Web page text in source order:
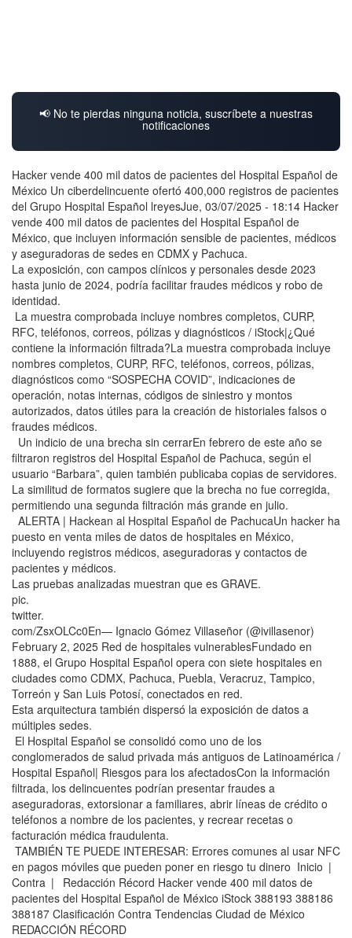
📢 No te pierdas ninguna noticia, suscríbete a nuestras
notificaciones
Hacker vende 400 mil datos de pacientes del Hospital Español de
México Un ciberdelincuente ofertó 400,000 registros de pacientes
del Grupo Hospital Español lreyesJue, 03/07/2025 - 18:14 Hacker
vende 400 mil datos de pacientes del Hospital Español de
México, que incluyen información sensible de pacientes, médicos
y aseguradoras de sedes en CDMX y Pachuca.
La exposición, con campos clínicos y personales desde 2023
hasta junio de 2024, podría facilitar fraudes médicos y robo de
identidad.
La muestra comprobada incluye nombres completos, CURP,
RFC, teléfonos, correos, pólizas y diagnósticos / iStock|¿Qué
contiene la información filtrada?La muestra comprobada incluye
nombres completos, CURP, RFC, teléfonos, correos, pólizas,
diagnósticos como “SOSPECHA COVID”, indicaciones de
operación, notas internas, códigos de siniestro y montos
autorizados, datos útiles para la creación de historiales falsos o
fraudes médicos.
Un indicio de una brecha sin cerrarEn febrero de este año se
filtraron registros del Hospital Español de Pachuca, según el
usuario “Barbara”, quien también publicaba copias de servidores.
La similitud de formatos sugiere que la brecha no fue corregida,
permitiendo una segunda filtración más grande en julio.
ALERTA | Hackean al Hospital Español de PachucaUn hacker ha
puesto en venta miles de datos de hospitales en México,
incluyendo registros médicos, aseguradoras y contactos de
pacientes y médicos.
Las pruebas analizadas muestran que es GRAVE.
pic.
twitter.
com/ZsxOLCc0En— Ignacio Gómez Villaseñor (@ivillasenor)
February 2, 2025 Red de hospitales vulnerablesFundado en
1888, el Grupo Hospital Español opera con siete hospitales en
ciudades como CDMX, Pachuca, Puebla, Veracruz, Tampico,
Torreón y San Luis Potosí, conectados en red.
Esta arquitectura también dispersó la exposición de datos a
múltiples sedes.
El Hospital Español se consolidó como uno de los
conglomerados de salud privada más antiguos de Latinoamérica /
Hospital Español| Riesgos para los afectadosCon la información
filtrada, los delincuentes podrían presentar fraudes a
aseguradoras, extorsionar a familiares, abrir líneas de crédito o
teléfonos a nombre de los pacientes, y recrear recetas o
facturación médica fraudulenta.
TAMBIÉN TE PUEDE INTERESAR: Errores comunes al usar NFC
en pagos móviles que pueden poner en riesgo tu dinero Inicio |
Contra | Redacción Récord Hacker vende 400 mil datos de
pacientes del Hospital Español de México iStock 388193 388186
388187 Clasificación Contra Tendencias Ciudad de México
REDACCIÓN RÉCORD